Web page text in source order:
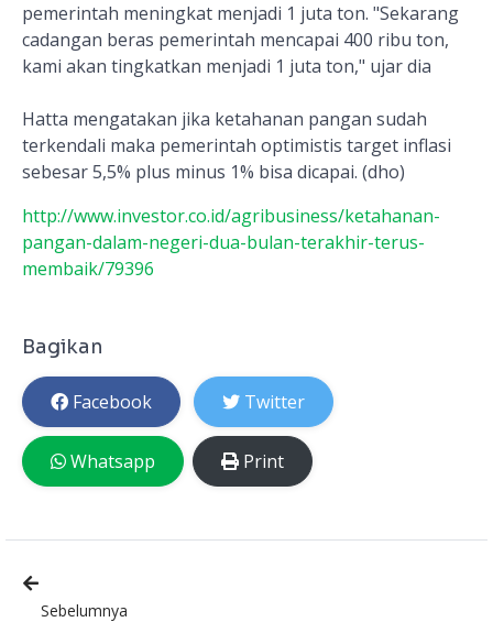
pemerintah meningkat menjadi 1 juta ton. "Sekarang
cadangan beras pemerintah mencapai 400 ribu ton,
kami akan tingkatkan menjadi 1 juta ton," ujar dia
Hatta mengatakan jika ketahanan pangan sudah
terkendali maka pemerintah optimistis target inflasi
sebesar 5,5% plus minus 1% bisa dicapai. (dho)
http://www.investor.co.id/agribusiness/ketahanan-
pangan-dalam-negeri-dua-bulan-terakhir-terus-
membaik/79396
Bagikan
Facebook Twitter
Whatsapp Print
Sebelumnya